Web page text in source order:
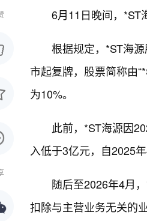
6月11日晚间，*ST
根据规定，*ST海
市起复牌，股票简称由
为10%。
此前，*ST海源因
入低于3亿元，自2025
随后至2026年4月
扣除与主营业务无关的